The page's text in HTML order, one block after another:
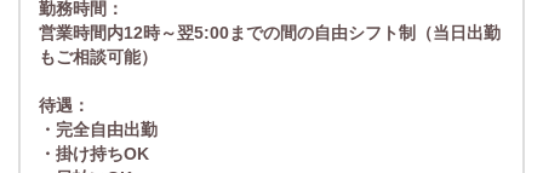
勤務時間：
営業時間内12時～翌5:00までの間の自由シフト制（当日出勤
もご相談可能）
待遇：
・完全自由出勤
・掛け持ちOK